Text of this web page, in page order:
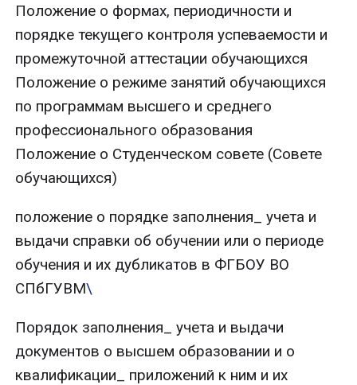
Положение о формах, периодичности и
порядке текущего контроля успеваемости и
промежуточной аттестации обучающихся
Положение о режиме занятий обучающихся
по программам высшего и среднего
профессионального образования
Положение о Студенческом совете (Совете
обучающихся)
положение о порядке заполнения_ учета и
выдачи справки об обучении или о периоде
обучения и их дубликатов в ФГБОУ ВО
СПбГУВМ\
Порядок заполнения_ учета и выдачи
документов о высшем образовании и о
квалификации_ приложений к ним и их